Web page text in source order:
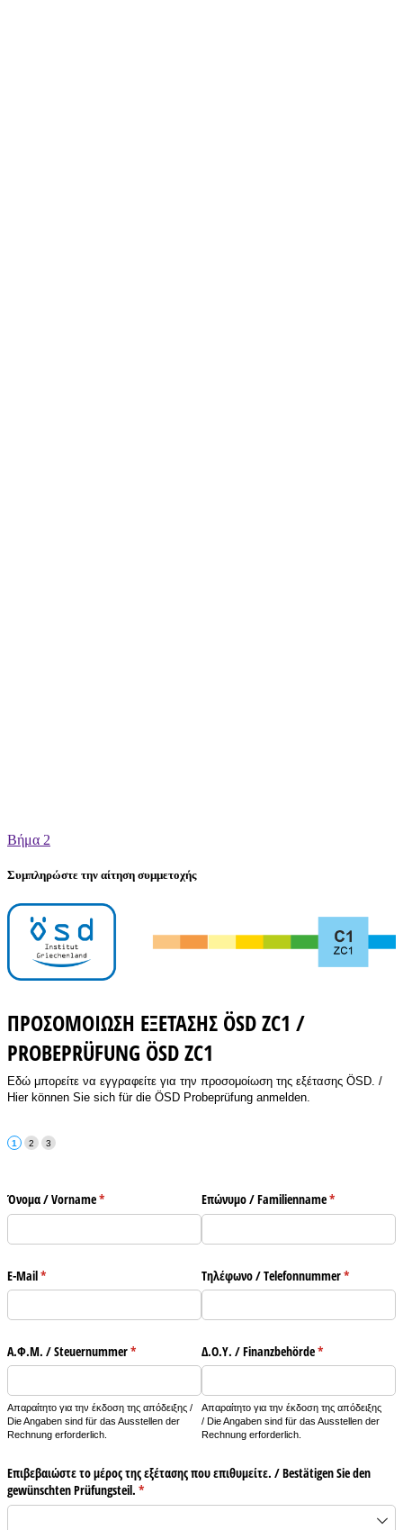
Βήμα 2
Συμπληρώστε την αίτηση συμμετοχής